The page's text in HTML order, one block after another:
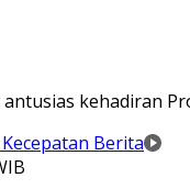
antusias kehadiran